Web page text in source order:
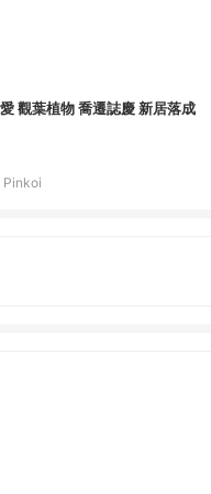
美最愛 觀葉植物 喬遷誌慶 新居落成
Pinkoi